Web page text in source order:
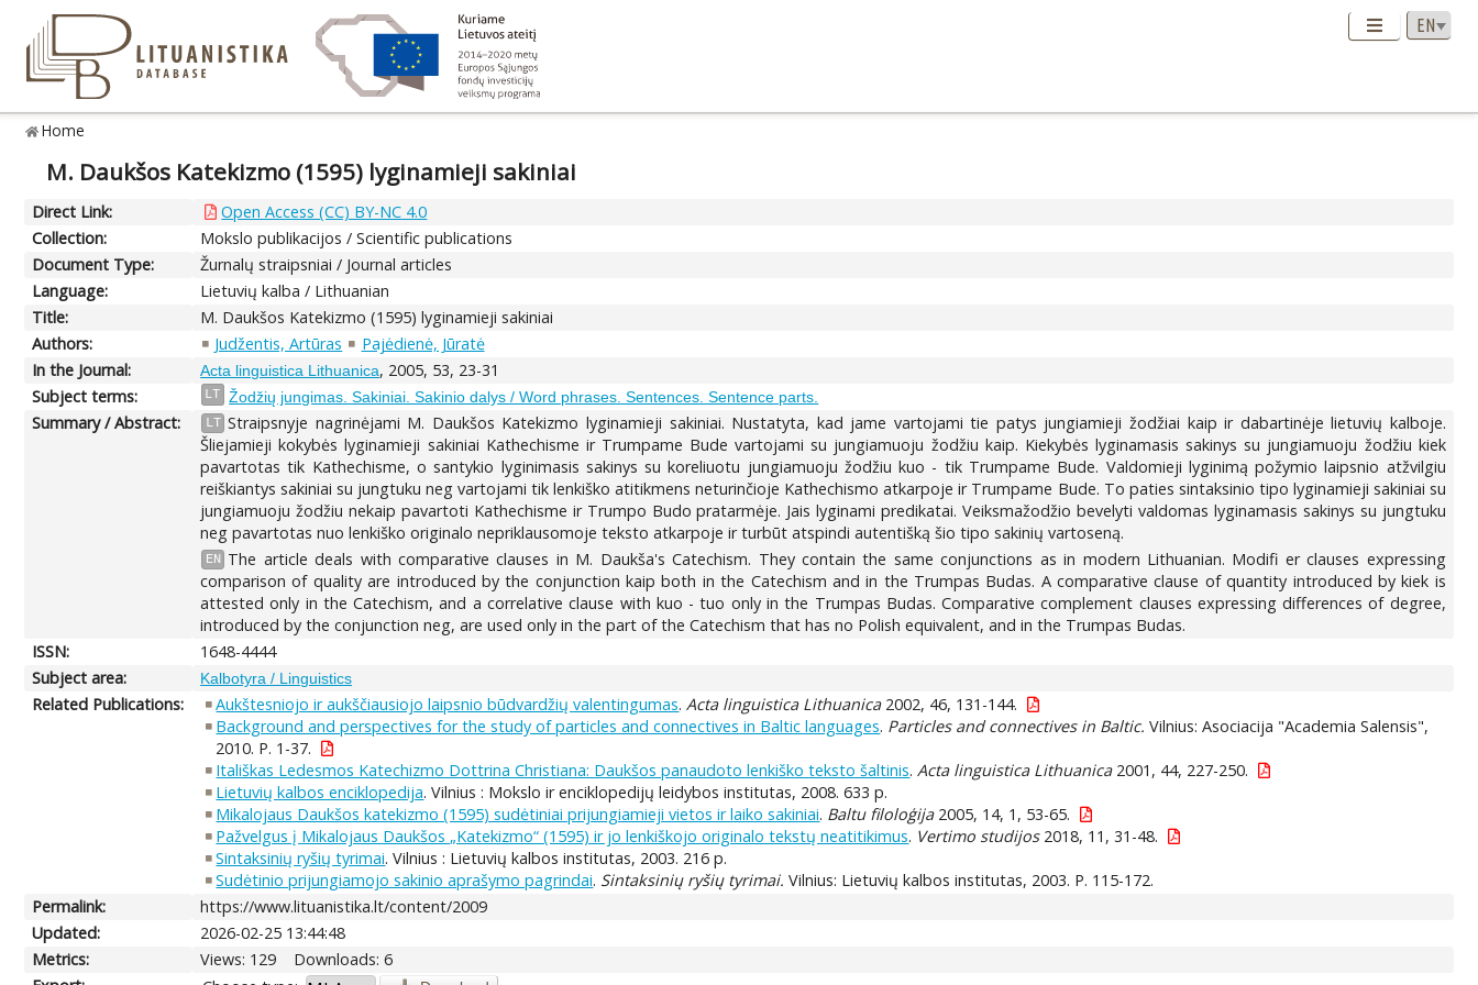
Home
M. Daukšos Katekizmo (1595) lyginamieji sakiniai
Direct Link:
Open Access (CC) BY-NC 4.0
Collection:
Mokslo publikacijos / Scientific publications
Document Type:
Žurnalų straipsniai / Journal articles
Language:
Lietuvių kalba / Lithuanian
Title:
M. Daukšos Katekizmo (1595) lyginamieji sakiniai
Authors:
Judžentis, Artūras
Pajėdienė, Jūratė
In the Journal:
Acta linguistica Lithuanica, 2005, 53, 23-31
Subject terms:
LT Žodžių jungimas. Sakiniai. Sakinio dalys / Word phrases. Sentences. Sentence parts.
Summary / Abstract: LT Straipsnyje nagrinėjami M. Daukšos Katekizmo lyginamieji sakiniai. Nustatyta, kad jame vartojami tie patys jungiamieji žodžiai kaip ir dabartinėje lietuvių kalboje.
Šliejamieji kokybės lyginamieji sakiniai Kathechisme ir Trumpame Bude vartojami su jungiamuoju žodžiu kaip. Kiekybės lyginamasis sakinys su jungiamuoju žodžiu kiek
pavartotas tik Kathechisme, o santykio lyginimasis sakinys su koreliuotu jungiamuoju žodžiu kuo - tik Trumpame Bude. Valdomieji lyginimą požymio laipsnio atžvilgiu
reiškiantys sakiniai su jungtuku neg vartojami tik lenkiško atitikmens neturinčioje Kathechismo atkarpoje ir Trumpame Bude. To paties sintaksinio tipo lyginamieji sakiniai su
jungiamuoju žodžiu nekaip pavartoti Kathechisme ir Trumpo Budo pratarmėje. Jais lyginami predikatai. Veiksmažodžio bevelyti valdomas lyginamasis sakinys su jungtuku
neg pavartotas nuo lenkiško originalo nepriklausomoje teksto atkarpoje ir turbūt atspindi autentišką šio tipo sakinių vartoseną.
EN
The article deals with comparative clauses in M. Daukša's Catechism. They contain the same conjunctions as in modern Lithuanian. Modifi er clauses expressing
comparison of quality are introduced by the conjunction kaip both in the Catechism and in the Trumpas Budas. A comparative clause of quantity introduced by kiek is
attested only in the Catechism, and a correlative clause with kuo - tuo only in the Trumpas Budas. Comparative complement clauses expressing differences of degree,
introduced by the conjunction neg, are used only in the part of the Catechism that has no Polish equivalent, and in the Trumpas Budas.
ISSN:
1648-4444
Subject area:
Kalbotyra / Linguistics
Related Publications: Aukštesniojo ir aukščiausiojo laipsnio būdvardžių valentingumas. Acta linguistica Lithuanica2002, 46, 131-144.
Background and perspectives for the study of particles and connectives in Baltic languages. Particles and connectives in Baltic. Vilnius: Asociacija "Academia Salensis",
2010. P. 1-37.
Itališkas Ledesmos Katechizmo Dottrina Christiana: Daukšos panaudoto lenkiško teksto šaltinis. Acta linguistica Lithuanica2001, 44, 227-250.
Lietuvių kalbos enciklopedija. Vilnius : Mokslo ir enciklopedijų leidybos institutas, 2008. 633 p.
Mikalojaus Daukšos katekizmo (1595) sudėtiniai prijungiamieji vietos ir laiko sakiniai. Baltu filoloģija2005, 14, 1, 53-65.
Pažvelgus į Mikalojaus Daukšos „Katekizmo“ (1595) ir jo lenkiškojo originalo tekstų neatitikimus. Vertimo studijos2018, 11, 31-48.
Sintaksinių ryšių tyrimai. Vilnius : Lietuvių kalbos institutas, 2003. 216 p.
Sudėtinio prijungiamojo sakinio aprašymo pagrindai. Sintaksinių ryšių tyrimai. Vilnius: Lietuvių kalbos institutas, 2003. P. 115-172.
Permalink:
https://www.lituanistika.lt/content/2009
Updated:
2026-02-25 13:44:48
Metrics:
Views: 129
Downloads: 6